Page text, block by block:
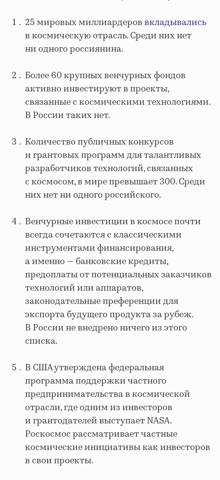
25 мировых миллиардероввкладывались
в космическую отрасль. Среди них нет
ни одного россиянина.
Более 60 крупных венчурных фондов
активно инвестируют в проекты,
связанные с космическими технологиями.
В России таких нет.
Количество публичных конкурсов
и грантовых программ для талантливых
разработчиков технологий, связанных
с космосом, в мире превышает 300. Среди
них нет ни одного российского.
Венчурные инвестиции в космосе почти
всегда сочетаются с классическими
инструментами финансирования,
а именно — банковские кредиты,
предоплаты от потенциальных заказчиков
технологий или аппаратов,
законодательные преференции для
экспорта будущего продукта за рубеж.
В России не внедрено ничего из этого
списка.
В США утверждена федеральная
программа поддержки частного
предпринимательства в космической
отрасли, где одним из инвесторов
и грантодателей выступает NASA.
Роскосмос рассматривает частные
космические инициативы как инвесторов
в свои проекты.